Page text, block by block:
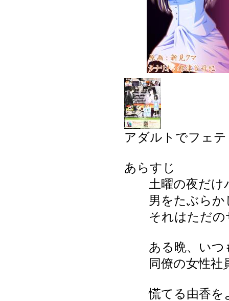
アダルトでフェ
あらすじ
土曜の夜だけ
男をたぶらかし
それはただの
ある晩、いつ
同僚の女性社員
慌てる由香を